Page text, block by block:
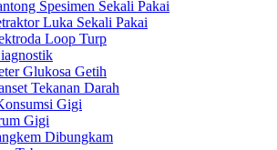
Spesimen Sekali Pakai
Luka Sekali Pakai
Loop Turp
Glukosa Getih
Tekanan Darah
Gigi
Gigi
Dibungkam